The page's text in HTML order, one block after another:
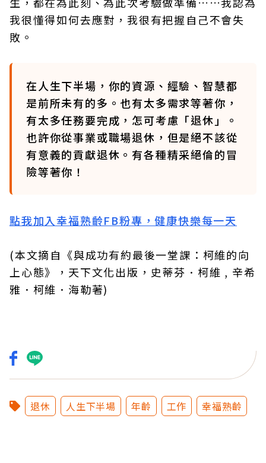
我很懂得如何去應對，我很有把握自己不會失
敗。
在人生下半場，你的資源、經驗、智慧都
是前所未有的多。也有太多需求等著你，
有太多任務要完成，怎可考慮「退休」。
也許你從事業或職場退休，但是絕不該從
有意義的貢獻退休。有各種精采絕倫的冒
險等著你！
點我加入幸福熟齡FB粉專，健康快樂每一天
(本文摘自《與成功有約最後一堂課：柯維的向
上心態》，天下文化出版，史蒂芬．柯維 , 辛希
雅．柯維．海勒著)
退休 人生下半場 年齡 工作 幸福熟齡